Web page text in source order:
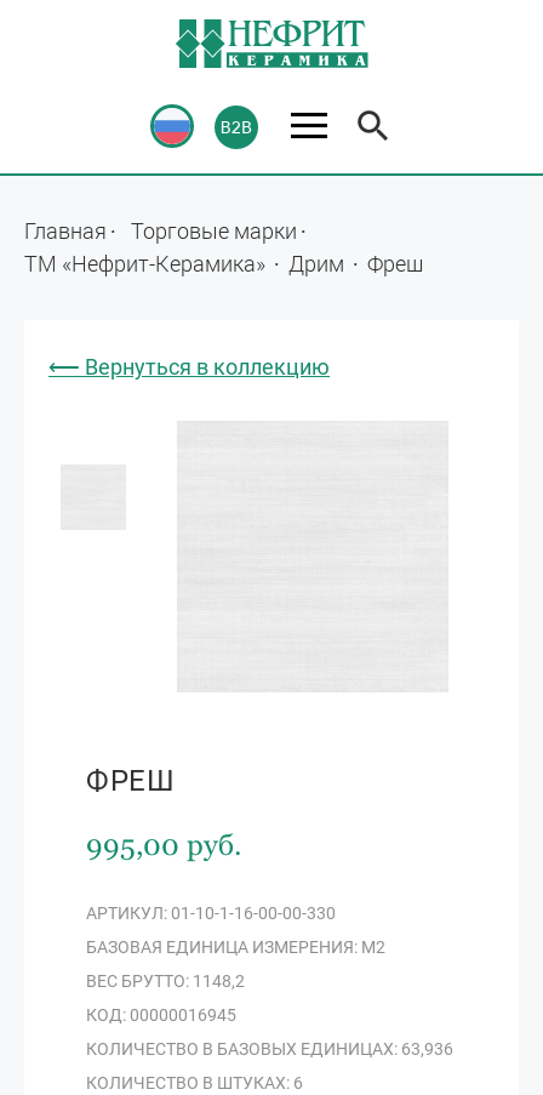
Главная
Торговые марки
ТМ «Нефрит-Керамика»
Дрим Фреш
⟵ Вернуться в коллекцию
ФРЕШ
995,00 руб.
АРТИКУЛ: 01-10-1-16-00-00-330
БАЗОВАЯ ЕДИНИЦА ИЗМЕРЕНИЯ: М2
ВЕС БРУТТО: 1148,2
КОД: 00000016945
КОЛИЧЕСТВО В БАЗОВЫХ ЕДИНИЦАХ: 63,936
КОЛИЧЕСТВО В ШТУКАХ: 6